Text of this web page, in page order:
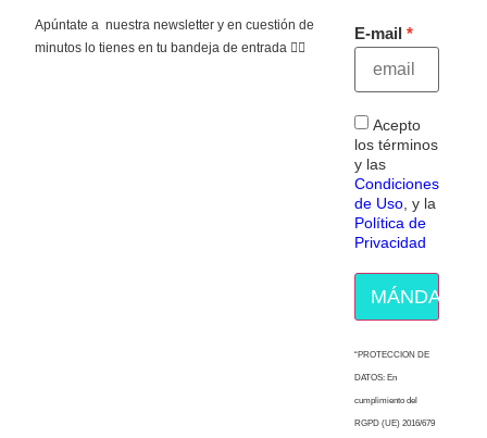
Apúntate a nuestra newsletter y en cuestión de
minutos lo tienes en tu bandeja de entrada 👇🏻
E-mail
Acepto
los términos
y las
Condiciones
de Uso, y la
Política de
Privacidad
MÁNDAME
“PROTECCION DE
DATOS: En
cumplimiento del
RGPD (UE) 2016/679